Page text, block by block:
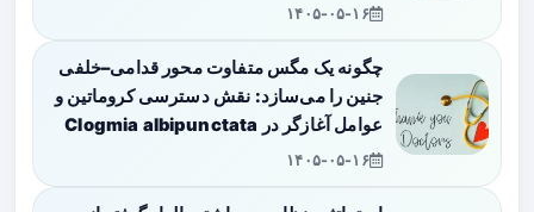
۱۴۰۵-۰۵-۱۶
چگونه یک مگس متفاوت محور قدامی–خلفی
جنین را می‌سازد: نقش دسترسی کروماتین و
عوامل آغازگر در Clogmia albipunctata
۱۴۰۵-۰۵-۱۶